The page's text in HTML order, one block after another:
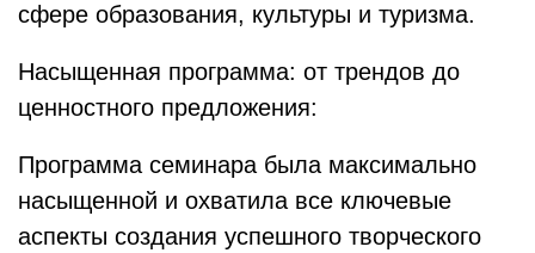
сфере образования, культуры и туризма.
Насыщенная программа: от трендов до
ценностного предложения:
Программа семинара была максимально
насыщенной и охватила все ключевые
аспекты создания успешного творческого